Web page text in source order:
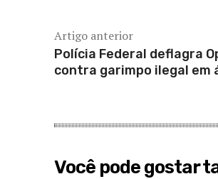
Artigo anterior
Polícia Federal deflagra
contra garimpo ilegal em
Você pode gostar